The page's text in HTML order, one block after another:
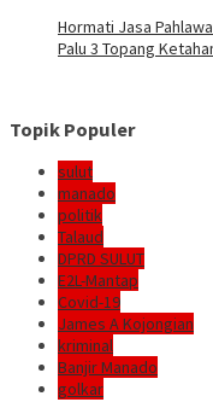
Hormati Jasa
Palu 3 Topang
Topik Populer
sulut
manado
politik
Talaud
DPRD SULUT
E2L-Mantap
Covid-19
James A Kojongian
kriminal
Banjir Manado
golkar